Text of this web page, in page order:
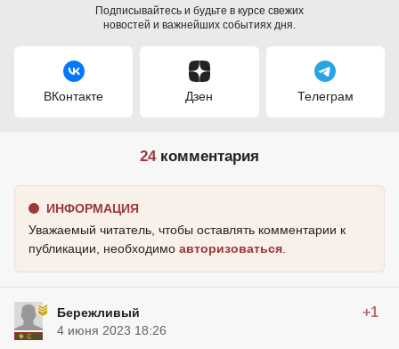
Подписывайтесь и будьте в курсе свежих
новостей и важнейших событиях дня.
ВКонтакте Дзен Телеграм
24комментария
ИНФОРМАЦИЯ
Уважаемый читатель, чтобы оставлять комментарии к
публикации, необходимо авторизоваться
Бережливый +1
4 июня 2023 18:26